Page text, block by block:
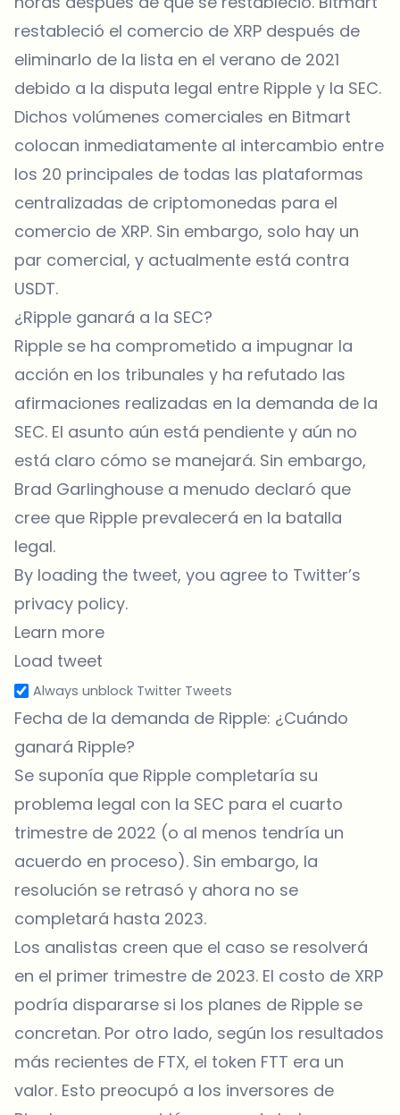
restableció el comercio de XRP después de
eliminarlo de la lista en el verano de 2021
debido a la disputa legal entre Ripple y la SEC.
Dichos volúmenes comerciales en Bitmart
colocan inmediatamente al intercambio entre
los 20 principales de todas las plataformas
centralizadas de criptomonedas para el
comercio de XRP. Sin embargo, solo hay un
par comercial, y actualmente está contra
USDT.
¿Ripple ganará a la SEC?
Ripple se ha comprometido a impugnar la
acción en los tribunales y ha refutado las
afirmaciones realizadas en la demanda de la
SEC. El asunto aún está pendiente y aún no
está claro cómo se manejará. Sin embargo,
Brad Garlinghouse a menudo declaró que
cree que Ripple prevalecerá en la batalla
legal.
By loading the tweet, you agree to Twitter’s
privacy policy.
Learn more
Load tweet
Always unblock Twitter Tweets
Fecha de la demanda de Ripple: ¿Cuándo
ganará Ripple?
Se suponía que Ripple completaría su
problema legal con la SEC para el cuarto
trimestre de 2022 (o al menos tendría un
acuerdo en proceso). Sin embargo, la
resolución se retrasó y ahora no se
completará hasta 2023.
Los analistas creen que el caso se resolverá
en el primer trimestre de 2023. El costo de XRP
podría dispararse si los planes de Ripple se
concretan. Por otro lado, según los resultados
más recientes de FTX, el token FTT era un
valor. Esto preocupó a los inversores de